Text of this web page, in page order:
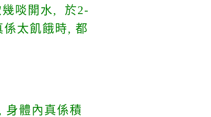
幾啖開水, 於2-
太飢餓時, 都
身體內真係積